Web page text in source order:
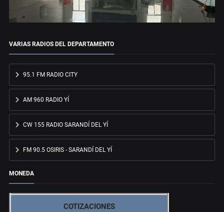
VARIAS RADIOS DEL DEPARTAMENTO
95.1 FM RADIO CITY
AM 960 RADIO YÍ
CW 155 RADIO SARANDÍ DEL YÍ
FM 90.5 OSIRIS - SARANDÍ DEL YÍ
MONEDA
COTIZACIONES